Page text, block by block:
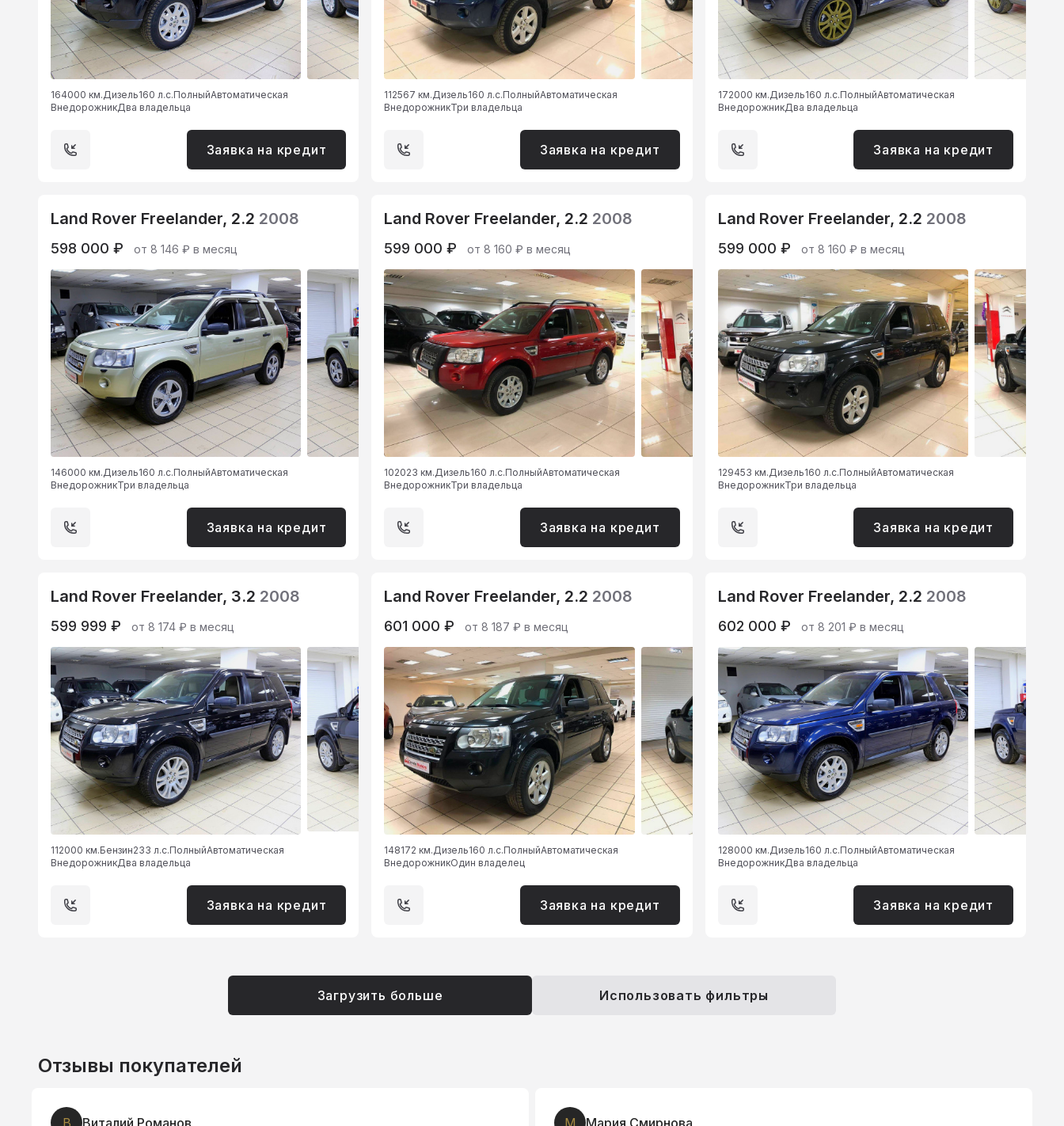
164000 км. Дизель160 л.с.ПолныйАвтоматическая
ВнедорожникДва владельца
Заявка на кредит
112567 км. Дизель160 л.с.ПолныйАвтоматическая
ВнедорожникТри владельца
Заявка на кредит
172000 км. Дизель160 л.с.ПолныйАвтоматическая
ВнедорожникДва владельца
Заявка на кредит
Land Rover Freelander, 2.2 2008
598 000 ₽ от 8 146 ₽ в месяц
146000 км. Дизель160 л.с.ПолныйАвтоматическая
ВнедорожникТри владельца
Заявка на кредит
Land Rover Freelander, 2.2 2008
599 000 ₽ от 8 160 ₽ в месяц
102023 км. Дизель160 л.с.ПолныйАвтоматическая
ВнедорожникТри владельца
Заявка на кредит
Land Rover Freelander, 2.2 2008
599 000 ₽ от 8 160 ₽ в месяц
129453 км. Дизель160 л.с.ПолныйАвтоматическая
ВнедорожникТри владельца
Заявка на кредит
Land Rover Freelander, 3.2 2008
599 999 ₽ от 8 174 ₽ в месяц
112000 км.Бензин233 л.с.ПолныйАвтоматическая
ВнедорожникДва владельца
Заявка на кредит
Land Rover Freelander, 2.2 2008
601 000 ₽ от 8 187 ₽ в месяц
148172 км.Дизель160 л.с.ПолныйАвтоматическая
ВнедорожникОдин владелец
Заявка на кредит
Land Rover Freelander, 2.2 2008
602 000 ₽ от 8 201 ₽ в месяц
128000 км.Дизель160 л.с.ПолныйАвтоматическая
ВнедорожникДва владельца
Заявка на кредит
Загрузить больше Использовать фильтры
Отзывы покупателей